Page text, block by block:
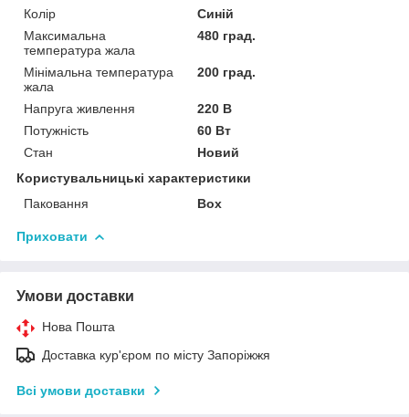
Колір
Синій
Максимальна
температура жала
480 град.
Мінімальна температура
жала
200 град.
Напруга живлення
220 В
Потужність
60 Вт
Стан
Новий
Користувальницькі характеристики
Паковання
Box
Приховати
Умови доставки
Нова Пошта
Доставка кур'єром по місту Запоріжжя
Всі умови доставки